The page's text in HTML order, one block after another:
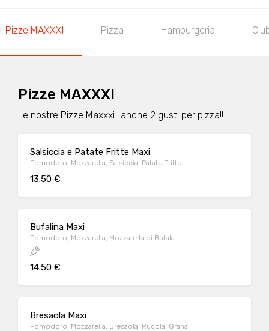
Pizze MAXXXI Pizza Hamburgeria
Pizze MAXXXI
Le nostre Pizze Maxxxi.. anche 2 gusti per pizza!!
Salsiccia e Patate Fritte Maxi
Pomodoro, Mozzarella, Salsiccia, Patate Fritte
13.50 €
Bufalina Maxi
Pomodoro, Mozzarella, Mozzarella di Bufala
14.50 €
Bresaola Maxi
Pomodoro, Mozzarella, Bresaola, Rucola, Grana